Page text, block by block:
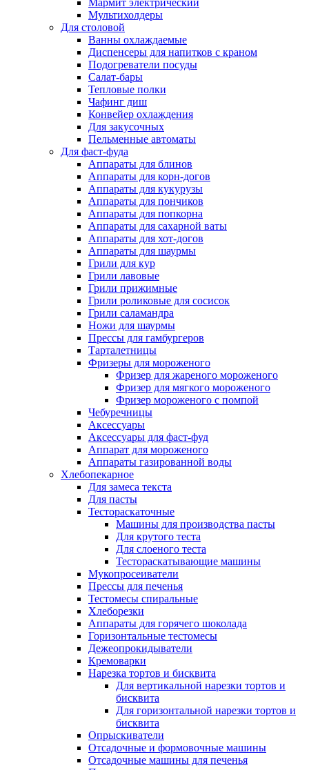
Мармит электрический
Мультихолдеры
Для столовой
Ванны охлаждаемые
Диспенсеры для напитков с краном
Подогреватели посуды
Салат-бары
Тепловые полки
Чафинг диш
Конвейер охлаждения
Для закусочных
Пельменные автоматы
Для фаст-фуда
Аппараты для блинов
Аппараты для корн-догов
Аппараты для кукурузы
Аппараты для пончиков
Аппараты для попкорна
Аппараты для сахарной ваты
Аппараты для хот-догов
Аппараты для шаурмы
Грили для кур
Грили лавовые
Грили прижимные
Грили роликовые для сосисок
Грили саламандра
Ножи для шаурмы
Прессы для гамбургеров
Тарталетницы
Фризеры для мороженого
Фризер для жареного мороженого
Фризер для мягкого мороженого
Фризер мороженого с помпой
Чебуречницы
Аксессуары
Аксессуары для фаст-фуд
Аппарат для мороженого
Аппараты газированной воды
Хлебопекарное
Для замеса текста
Для пасты
Тестораскаточные
Машины для производства пасты
Для крутого теста
Для слоеного теста
Тестораскатывающие машины
Мукопросеиватели
Прессы для печенья
Тестомесы спиральные
Хлеборезки
Аппараты для горячего шоколада
Горизонтальные тестомесы
Дежеопрокидыватели
Кремоварки
Нарезка тортов и бисквита
Для вертикальной нарезки тортов и
бисквита
Для горизонтальной нарезки тортов и
бисквита
Опрыскиватели
Отсадочные и формовочные машины
Отсадочные машины для печенья